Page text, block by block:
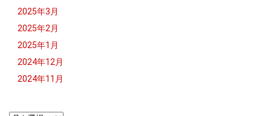
2025年3月
2025年2月
2025年1月
2024年12月
2024年11月